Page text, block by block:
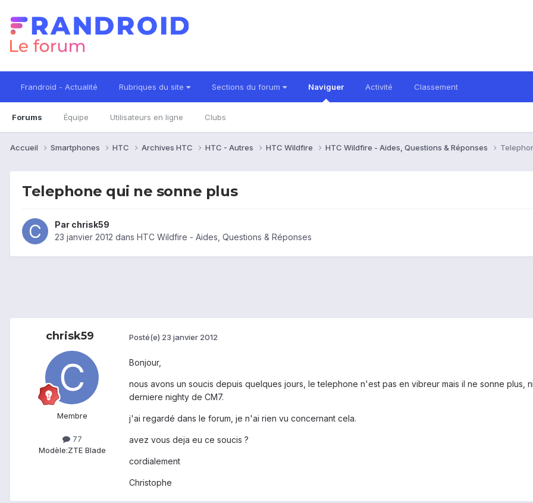
Frandroid - Actualité Rubriques du site Sections du forum Naviguer
Forums Équipe Utilisateurs en ligne Clubs
Activité Classement
Accueil Smartphones HTC Archives HTC HTC - Autres HTC Wildfire HTC Wildfire - Aides, Questions & Réponses
Telephone qui ne sonne plus
Par chrisk59
23 janvier 2012 dans HTC Wildfire - Aides, Questions & Réponses
chrisk59
Membre
77
Modèle:ZTE Blade
Posté(e) 23 janvier 2012
Bonjour,
nous avons un soucis depuis quelques jours, le telephone n'est pas en vibreur mais il ne sonne plus,
derniere nighty de CM7.
j'ai regardé dans le forum, je n'ai rien vu concernant cela.
avez vous deja eu ce soucis ?
cordialement
Christophe